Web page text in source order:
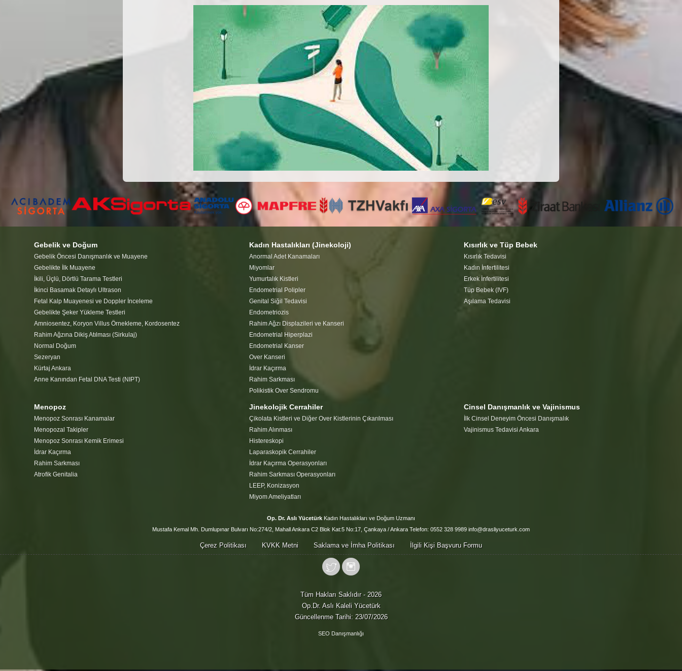
Gebelik ve Doğum
Gebelik Öncesi Danışmanlık ve Muayene
Gebelikte İlk Muayene
İkili, Üçlü, Dörtlü Tarama Testleri
İkinci Basamak Detaylı Ultrason
Fetal Kalp Muayenesi ve Doppler İnceleme
Gebelikte Şeker Yükleme Testleri
Amniosentez, Koryon Villus Örnekleme, Kordosentez
Rahim Ağzına Dikiş Atılması (Sirkulaj)
Normal Doğum
Sezeryan
Kürtaj Ankara
Anne Kanından Fetal DNA Testi (NIPT)
Kadın Hastalıkları (Jinekoloji)
Anormal Adet Kanamaları
Miyomlar
Yumurtalık Kistleri
Endometrial Polipler
Genital Siğil Tedavisi
Endometriozis
Rahim Ağzı Displazileri ve Kanseri
Endometrial Hiperplazi
Endometrial Kanser
Over Kanseri
İdrar Kaçırma
Rahim Sarkması
Polikistik Over Sendromu
Kısırlık ve Tüp Bebek
Kısırlık Tedavisi
Kadın İnfertilitesi
Erkek İnfertilitesi
Tüp Bebek (IVF)
Aşılama Tedavisi
Menopoz
Menopoz Sonrası Kanamalar
Menopozal Takipler
Menopoz Sonrası Kemik Erimesi
İdrar Kaçırma
Rahim Sarkması
Atrofik Genitalia
Jinekolojik Cerrahiler
Çikolata Kistleri ve Diğer Over Kistlerinin Çıkarılması
Rahim Alınması
Histereskopi
Laparaskopik Cerrahiler
İdrar Kaçırma Operasyonları
Rahim Sarkması Operasyonları
LEEP, Konizasyon
Miyom Ameliyatları
Cinsel Danışmanlık ve Vajinismus
İlk Cinsel Deneyim Öncesi Danışmalık
Vajinismus Tedavisi Ankara
Op. Dr. Aslı Yücetürk Kadın Hastalıkları ve Doğum Uzmanı
Mustafa Kemal Mh. Dumlupınar Bulvarı No:274/2, Mahall Ankara C2 Blok Kat:5 No:17, Çankaya / Ankara Telefon: 0552 328 9989 info@drasliyuceturk.com
Çerez Politikası KVKK Metni Saklama ve İmha Politikası İlgili Kişi Başvuru Formu
Tüm Hakları Saklıdır - 2026
Op.Dr. Aslı Kaleli Yücetürk
Güncellenme Tarihi: 23/07/2026
SEO Danışmanlığı